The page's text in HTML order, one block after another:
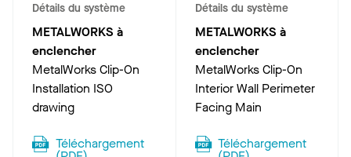
Détails du système
METALWORKS à
enclencher
MetalWorks Clip-On
Installation ISO
drawing
Téléchargement
Détails du système
METALWORKS à
enclencher
MetalWorks Clip-On
Interior Wall Perimeter
Facing Main
Téléchargement